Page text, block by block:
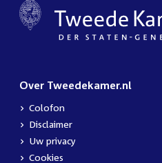
Over Tweedekamer.nl
Colofon
Disclaimer
Uw privacy
Cookies